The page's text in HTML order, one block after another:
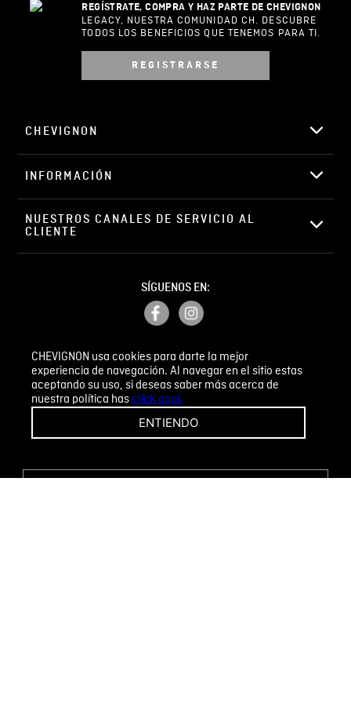
CHEVIGNON usa cookies para darte la mejor
experiencia de navegación. Al navegar en el sitio estas
aceptando su uso, si deseas saber más acerca de
nuestra política hasclick aquí.
ENTIENDO
Correo electrónico
ENVIAR COMENTARIO
REGÍSTRATE, COMPRA Y HAZ PARTE DE CHEVIGNON
LEGACY, NUESTRA COMUNIDAD CH. DESCUBRE
TODOS LOS BENEFICIOS QUE TENEMOS PARA TI.
REGISTRARSE
CHEVIGNON
INFORMACIÓN
NUESTROS CANALES DE SERVICIO AL
CLIENTE
SÍGUENOS EN:
PETICIONES, QUEJAS Y RECLAMOS
¡CAMBIOS Y DEVOLUCIONES FÁCILES!